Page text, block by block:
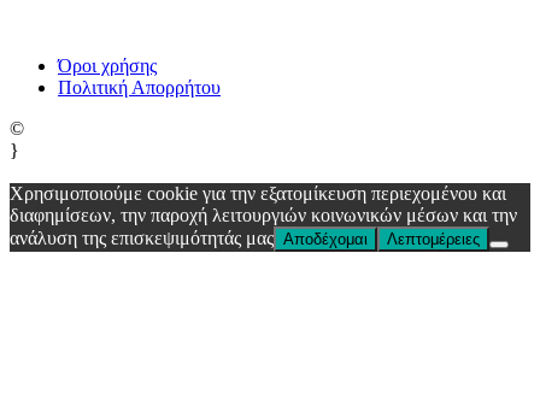
Όροι χρήσης
Πολιτική Απορρήτου
©
}
Χρησιμοποιούμε cookie για την εξατομίκευση περιεχομένου και
διαφημίσεων, την παροχή λειτουργιών κοινωνικών μέσων και την
ανάλυση της επισκεψιμότητάς μας Αποδέχομαι Λεπτομέρειες